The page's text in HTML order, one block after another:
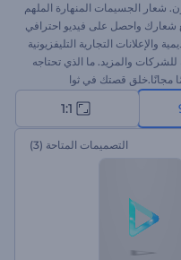
شعار الجسيمات المنهارة الملهم
واحصل على فيديو احترافي
والإعلانات التجارية التليفزيونية
والمزيد. ما الذي تحتاجه
مجانًا.خلق قصتك في ثوا
1:1
التصميمات المتاحة (3)